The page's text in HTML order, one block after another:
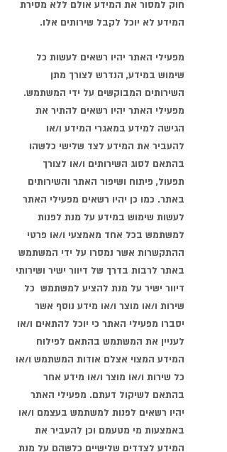
חוק למסור את המידע אולם ללא מסירת
המידע לא יוכל לקבל שירותים אלו.
מפעילי האתר יהיו רשאים לעשות כל
שימוש במידע, הנדרש לצורך מתן
השירותים המבוקשים על ידי המשתמש.
מפעילי האתר יהיו רשאים להתיר את
הגישה למידע במאגרי המידע ו/או
להעביר את המידע לצד שלישי כלשהו
בהתאם לסוג השירותים ו/או לצורך
תפעול, פיתוח ושיפור האתר והשירותים
באתר. כמו כן יהיו רשאים מפעילי האתר
לעשות שימוש במידע על מנת לפנות
למשתמש בכל אחד מאמצעי ו/או פרטי
ההתקשרות אשר נמסרו על ידי המשתמש
באתר לרבות בדרך של דיוור ישיר ושירותי
דיוור ישיר על מנת להציע למשתמש כל
שירות ו/או מוצר ו/או מידע נוסף אשר
יסברו מפעילי האתר כי יוכל להתאים ו/או
לעניין את המשתמש בהתאם לפילוח
המידע המצוי אצלם אודות המשתמש ו/או
כל שירות ו/או מוצר ו/או מידע אחר
בהתאם לשיקול דעתם. מפעילי האתר
יהיו רשאים לפנות למשתמש בעצמם ו/או
באמצעות מי מטעמם וכן להעביר את
המידע לצדדים שלישיים כלשהם על מנת